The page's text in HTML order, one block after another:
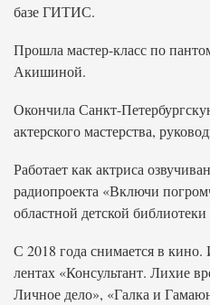
базе ГИТИС.
Прошла мастер-класс по
Акишиной.
Окончила Санкт-
актерского мастерства,
Работает как актриса
радиопроекта «Включи
областной детской
С 2018 года снимается в
лентах «Консультант. Лихие
Личное дело», «Галка и